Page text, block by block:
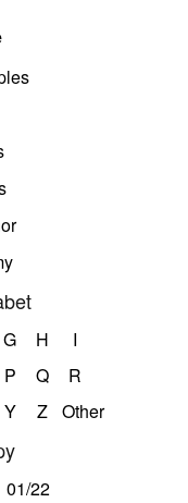
G H
I
P Q
R
Y Z Other
01/22